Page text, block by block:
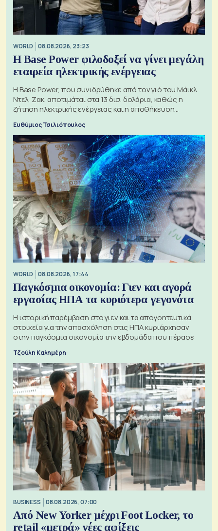
WORLD 08.08.2026, 23:23
Η Base Power φιλοδοξεί να γίνει μεγάλη
εταιρεία ηλεκτρικής ενέργειας
Η Base Power, που συνιδρύθηκε από τον γιό του Μάικλ
Ντελ, Ζακ, αποτιμάται στα 13 δισ. δολάρια, καθώς η
ζήτηση ηλεκτρικής ενέργειας και η αποθήκευση
Ευθύμιος Τσιλιόπουλος
WORLD 08.08.2026, 17:44
Παγκόσμια οικονομία: Γιεν και αγορά
εργασίας ΗΠΑ τα κυριότερα γεγονότα
Η ιστορική παρέμβαση στο γιεν και τα απογοητευτικά
στοιχεία για την απασχόληση στις ΗΠΑ κυριάρχησαν
στην παγκόσμια οικονομία την εβδομάδα που πέρασε
Τζούλη Καλημέρη
BUSINESS 08.08.2026, 07:00
Από New Yorker μέχρι Foot Locker, το
retail «μετρά» νέες αφίξεις